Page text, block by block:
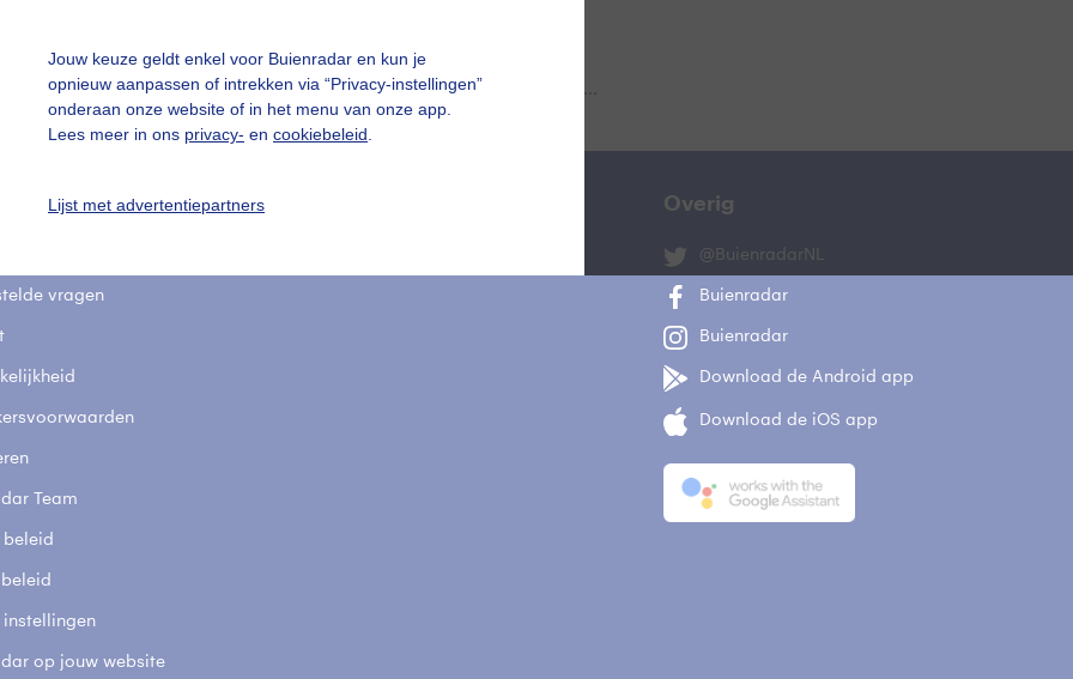
Jouw keuze geldt enkel voor Buienradar en kun je
opnieuw aanpassen of intrekken via “Privacy-instellingen”
onderaan onze website of in het menu van onze app.
Lees meer in ons privacy- en cookiebeleid
Lijst met advertentiepartners
Een moment geduld aub...
vragen
Team
beleid
instellingen
op jouw website
Overig
@BuienradarNL
Buienradar
Buienradar
Download de Android app
Download de iOS app